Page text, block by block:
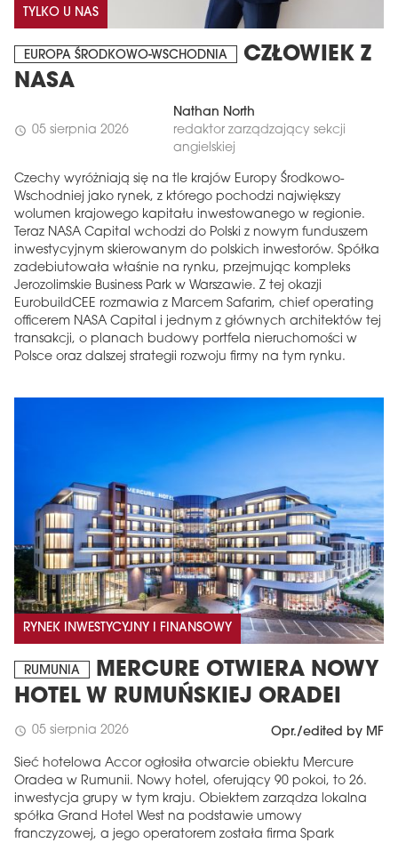
TYLKO U NAS
EUROPA ŚRODKOWO-WSCHODNIA
CZŁOWIEK Z
NASA
schedule 05 sierpnia 2026
Nathan North
redaktor zarządzający sekcji
angielskiej
Czechy wyróżniają się na tle krajów Europy Środkowo-
Wschodniej jako rynek, z którego pochodzi największy
wolumen krajowego kapitału inwestowanego w regionie.
Teraz NASA Capital wchodzi do Polski z nowym funduszem
inwestycyjnym skierowanym do polskich inwestorów. Spółka
zadebiutowała właśnie na rynku, przejmując kompleks
Jerozolimskie Business Park w Warszawie. Z tej okazji
EurobuildCEE rozmawia z Marcem Safarim, chief operating
officerem NASA Capital i jednym z głównych architektów tej
transakcji, o planach budowy portfela nieruchomości w
Polsce oraz dalszej strategii rozwoju firmy na tym rynku.
RYNEK INWESTYCYJNY I FINANSOWY
RUMUNIA
MERCURE OTWIERA NOWY
HOTEL W RUMUŃSKIEJ ORADEI
schedule 05 sierpnia 2026 Opr./edited by MF
Sieć hotelowa Accor ogłosiła otwarcie obiektu Mercure
Oradea w Rumunii. Nowy hotel, oferujący 90 pokoi, to 26.
inwestycja grupy w tym kraju. Obiektem zarządza lokalna
spółka Grand Hotel West na podstawie umowy
franczyzowej, a jego operatorem została firma Spark